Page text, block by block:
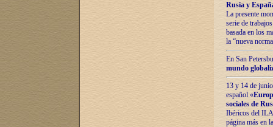
Rusia y
La presente
serie de
basada en los
la “nueva
En San
mundo
13 y 14 de
español «
sociales de
Ibéricos del ILA
página más en